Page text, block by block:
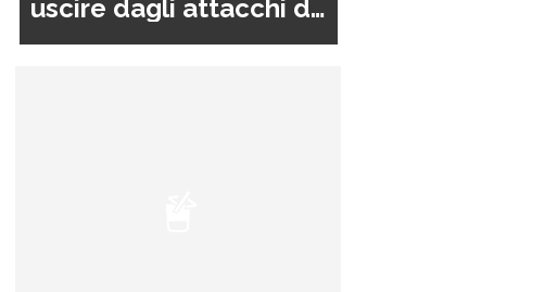
uscire dagli attacchi di